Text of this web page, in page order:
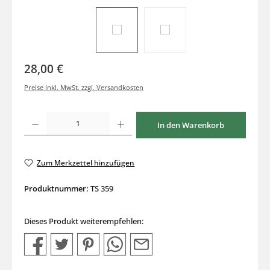
28,00 €
Preise inkl. MwSt. zzgl. Versandkosten
Produkt Anzahl: Gib den gewünschten Wert ein oder benutze die Schaltflächen um
In den Warenkorb
Zum Merkzettel hinzufügen
Produktnummer: TS 359
Dieses Produkt weiterempfehlen: